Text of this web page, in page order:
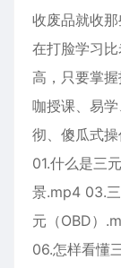
收废品就收
在打脸学习
高，只要掌
咖授课、易
彻、傻瓜式
01.什么是三
景.mp4 03.
元（OBD）
06.怎样看懂